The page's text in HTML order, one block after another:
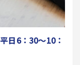
日6：30～10：